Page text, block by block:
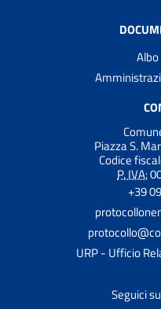
Piazza S.
Codice
P. IVA:
+39
URP - Ufficio
Seguici